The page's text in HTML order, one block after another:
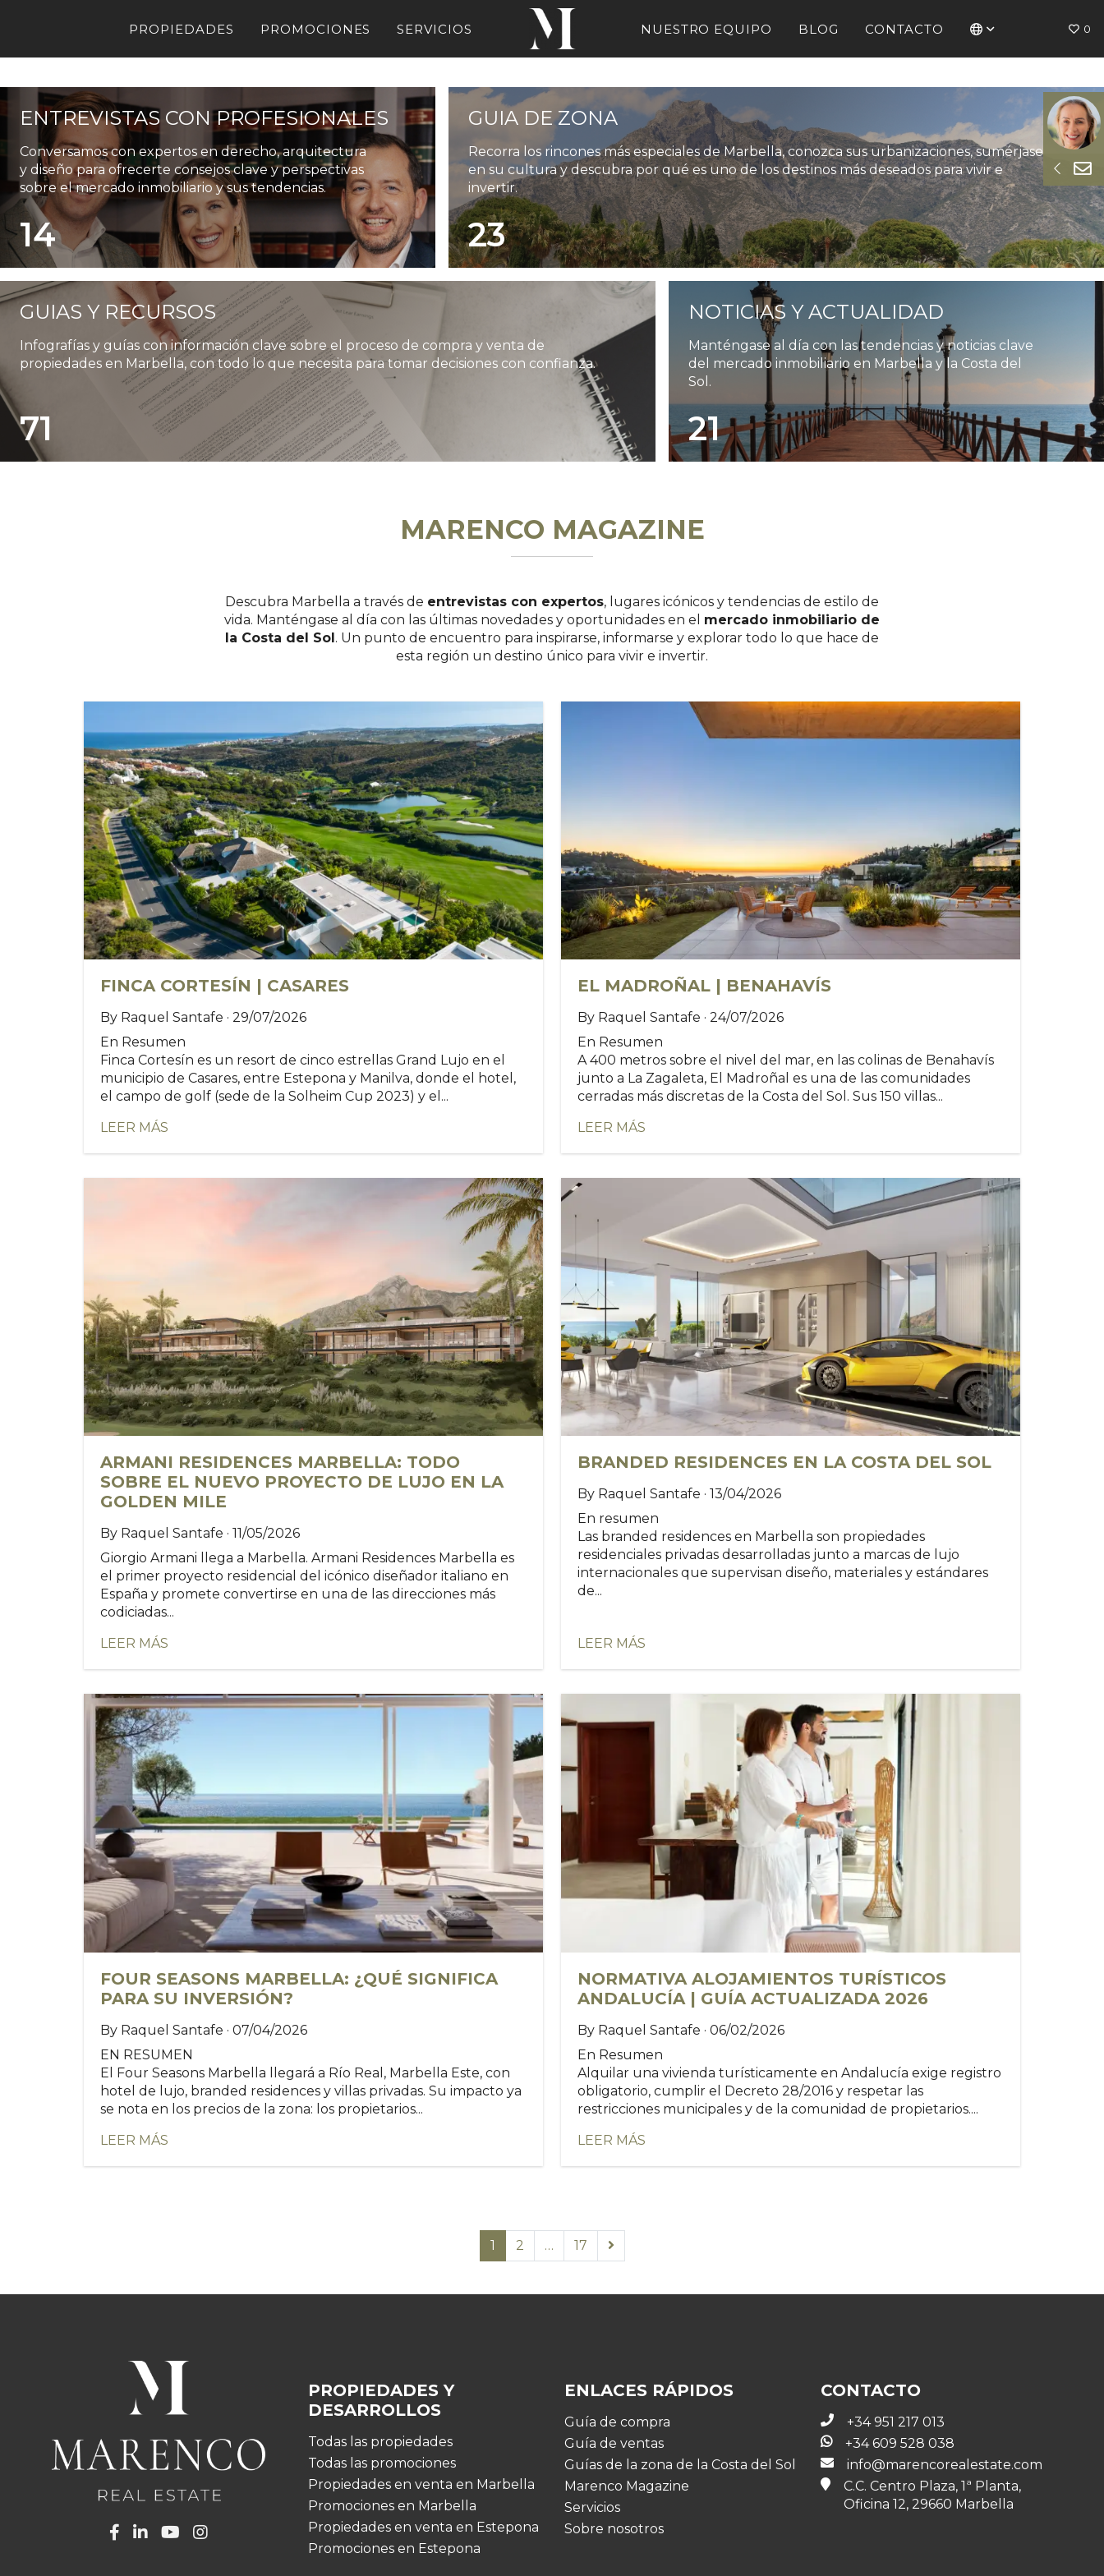
0
PROPIEDADES PROMOCIONES SERVICIOS NUESTRO EQUIPO BLOG CONTACTO
ENTREVISTAS CON PROFESIONALES
Conversamos con expertos en derecho, arquitectura
y diseño para ofrecerte consejos clave y perspectivas
sobre el mercado inmobiliario y sus tendencias.
14
GUIA DE ZONA
Recorra los rincones más especiales de Marbella, conozca sus urbanizaciones, sumérjase
en su cultura y descubra por qué es uno de los destinos más deseados para vivir e
invertir.
23
GUIAS Y RECURSOS
Infografías y guías con información clave sobre el proceso de compra y venta de
propiedades en Marbella, con todo lo que necesita para tomar decisiones con confianza.
71
NOTICIAS Y ACTUALIDAD
Manténgase al día con las tendencias y noticias clave
del mercado inmobiliario en Marbella y la Costa del
Sol.
21
MARENCO MAGAZINE
Descubra Marbella a través de entrevistas con expertos, lugares icónicos y tendencias de estilo de
vida. Manténgase al día con las últimas novedades y oportunidades en el mercado inmobiliario de
la Costa del Sol. Un punto de encuentro para inspirarse, informarse y explorar todo lo que hace de
esta región un destino único para vivir e invertir.
FINCA CORTESÍN | CASARES
By Raquel Santafe · 29/07/2026
En Resumen
Finca Cortesín es un resort de cinco estrellas Grand Lujo en el
municipio de Casares, entre Estepona y Manilva, donde el hotel,
el campo de golf (sede de la Solheim Cup 2023) y el...
LEER MÁS
EL MADROÑAL | BENAHAVÍS
By Raquel Santafe · 24/07/2026
En Resumen
A 400 metros sobre el nivel del mar, en las colinas de Benahavís
junto a La Zagaleta, El Madroñal es una de las comunidades
cerradas más discretas de la Costa del Sol. Sus 150 villas...
LEER MÁS
ARMANI RESIDENCES MARBELLA: TODO
SOBRE EL NUEVO PROYECTO DE LUJO EN LA
GOLDEN MILE
By Raquel Santafe · 11/05/2026
Giorgio Armani llega a Marbella. Armani Residences Marbella es
el primer proyecto residencial del icónico diseñador italiano en
España y promete convertirse en una de las direcciones más
codiciadas...
LEER MÁS
BRANDED RESIDENCES EN LA COSTA DEL SOL
By Raquel Santafe · 13/04/2026
En resumen
Las branded residences en Marbella son propiedades
residenciales privadas desarrolladas junto a marcas de lujo
internacionales que supervisan diseño, materiales y estándares
de...
LEER MÁS
FOUR SEASONS MARBELLA: ¿QUÉ SIGNIFICA
PARA SU INVERSIÓN?
By Raquel Santafe · 07/04/2026
EN RESUMEN
El Four Seasons Marbella llegará a Río Real, Marbella Este, con
hotel de lujo, branded residences y villas privadas. Su impacto ya
se nota en los precios de la zona: los propietarios...
LEER MÁS
NORMATIVA ALOJAMIENTOS TURÍSTICOS
ANDALUCÍA | GUÍA ACTUALIZADA 2026
By Raquel Santafe · 06/02/2026
En Resumen
Alquilar una vivienda turísticamente en Andalucía exige registro
obligatorio, cumplir el Decreto 28/2016 y respetar las
restricciones municipales y de la comunidad de propietarios....
LEER MÁS
1 2 … 17
PROPIEDADES Y
DESARROLLOS
Todas las propiedades
Todas las promociones
Propiedades en venta en Marbella
Promociones en Marbella
Propiedades en venta en Estepona
Promociones en Estepona
ENLACES RÁPIDOS
Guía de compra
Guía de ventas
Guías de la zona de la Costa del Sol
Marenco Magazine
Servicios
Sobre nosotros
CONTACTO
+34 951 217 013
+34 609 528 038
info@marencorealestate.com
C.C. Centro Plaza, 1ª Planta,
Oficina 12, 29660 Marbella